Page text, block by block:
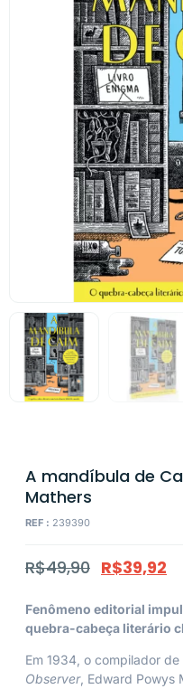
A mandíbula de
Mathers
REF : 239390
R$49,90 R$39,92
Fenômeno editorial
quebra-cabeça literário
Em 1934, o compilador
Observer, Edward Powys